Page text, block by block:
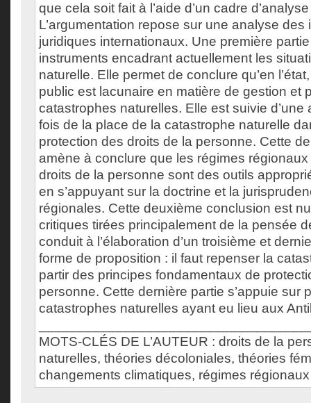
que cela soit fait à l’aide d’un cadre
L’argumentation repose sur une analyse des
juridiques internationaux. Une première
instruments encadrant actuellement les
naturelle. Elle permet de conclure qu’en
public est lacunaire en matière de gestion et
catastrophes naturelles. Elle est suivie d’une
fois de la place de la catastrophe naturelle
protection des droits de la personne. Cette
amène à conclure que les régimes
droits de la personne sont des outils
en s’appuyant sur la doctrine et la
régionales. Cette deuxième conclusion est
critiques tirées principalement de la pensée
conduit à l’élaboration d’un troisième et
forme de proposition : il faut repenser la
partir des principes fondamentaux de
personne. Cette dernière partie s’appuie sur
catastrophes naturelles ayant eu lieu aux
MOTS-CLÉS DE L’AUTEUR : droits de la
naturelles, théories décoloniales, théories
changements climatiques, régimes régionaux